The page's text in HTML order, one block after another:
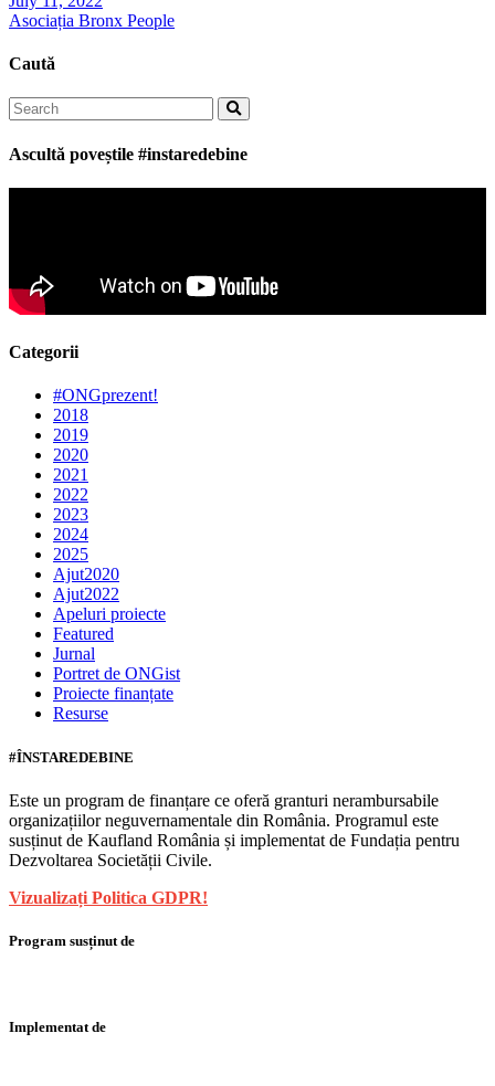
Asociația Bronx People
Caută
Search
for:
Ascultă poveștile #instaredebine
Categorii
#ONGprezent!
2018
2019
2020
2021
2022
2023
2024
2025
Ajut2020
Ajut2022
Apeluri proiecte
Featured
Jurnal
Portret de ONGist
Proiecte finanțate
Resurse
#ÎNSTAREDEBINE
Este un program de finanțare ce oferă granturi nerambursabile
organizațiilor neguvernamentale din România. Programul este
susținut de Kaufland România și implementat de Fundația pentru
Dezvoltarea Societății Civile.
Vizualizați Politica GDPR!
Program susținut de
Implementat de